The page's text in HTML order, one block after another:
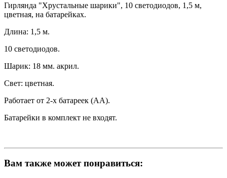
Гирлянда "Хрустальные шарики", 10 светодиодов, 1,5 м,
цветная, на батарейках.
Длина: 1,5 м.
10 светодиодов.
Шарик: 18 мм. акрил.
Cвет: цветная.
Работает от 2-х батареек (АА).
Батарейки в комплект не входят.
Вам также может понравиться: